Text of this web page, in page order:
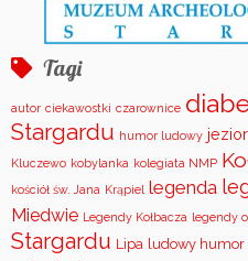
Tagi
autor ciekawostki czarownice
Stargardu humor ludowy
Kluczewo kobylanka kolegiata NMP
kościół św. Jana Krąpiel legenda
Miedwie Legendy Kołbacza legendy
Stargardu Lipa ludowy humor